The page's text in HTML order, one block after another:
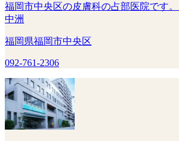
福岡市中央区の皮膚科の占部医院です
中洲
福岡県福岡市中央区
092-761-2306